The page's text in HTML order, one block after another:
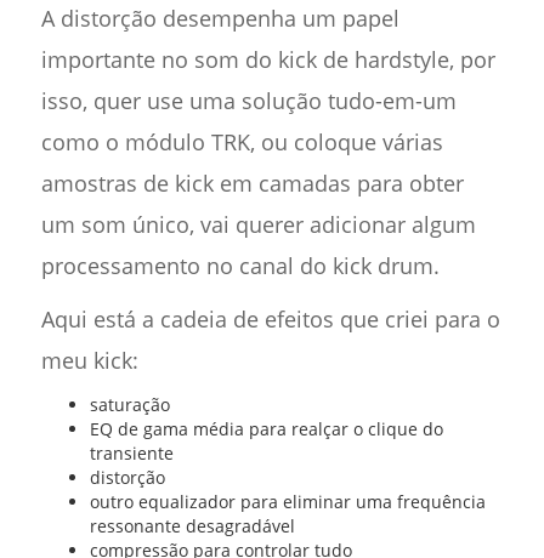
A distorção desempenha um papel
importante no som do kick de hardstyle, por
isso, quer use uma solução tudo-em-um
como o módulo TRK, ou coloque várias
amostras de kick em camadas para obter
um som único, vai querer adicionar algum
processamento no canal do kick drum.
Aqui está a cadeia de efeitos que criei para o
meu kick:
saturação
EQ de gama média para realçar o clique do
transiente
distorção
outro equalizador para eliminar uma frequência
ressonante desagradável
compressão para controlar tudo